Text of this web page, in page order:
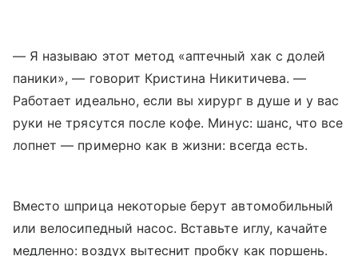
— Я называю этот метод «аптечный хак с долей
паники», — говорит Кристина Никитичева. —
Работает идеально, если вы хирург в душе и у вас
руки не трясутся после кофе. Минус: шанс, что все
лопнет — примерно как в жизни: всегда есть.
Вместо шприца некоторые берут автомобильный
или велосипедный насос. Вставьте иглу, качайте
медленно: воздух вытеснит пробку как поршень.